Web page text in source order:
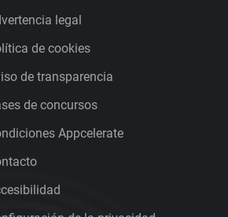
legal
de cookies
de transparencia
de concursos
Appcelerate